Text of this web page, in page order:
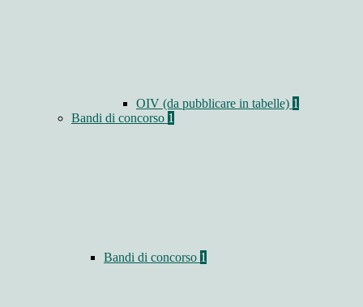
OIV (da pubblicare in tabelle) 1
Bandi di concorso 1
Bandi di concorso 1